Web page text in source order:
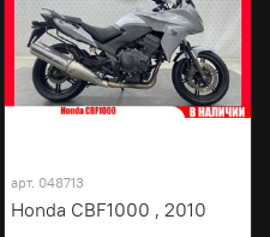
арт. 048713
Honda CBF1000 , 2010